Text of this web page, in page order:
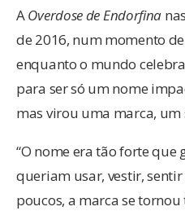
AOverdose de Endorfina
de 2016, num momento
enquanto o mundo
para ser só um nome
mas virou uma marca,
“O nome era tão forte que
queriam usar, vestir, sentir
poucos, a marca se